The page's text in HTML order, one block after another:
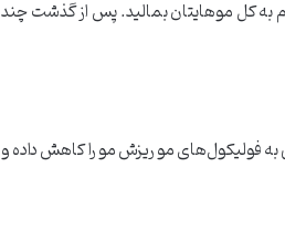
به کل موهایتان بمالید. پس از گذشت چند
به فولیکول‌های مو ریزش مو را کاهش داده و